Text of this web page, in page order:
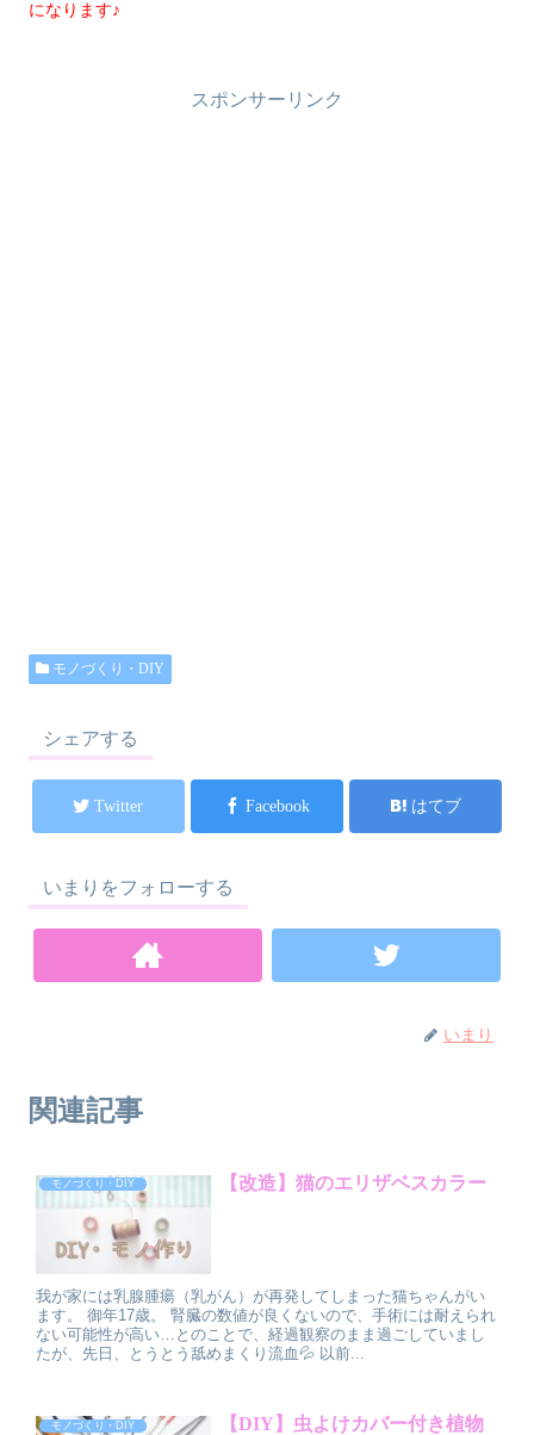
になります♪
スポンサーリンク
モノづくり・DIY
シェアする
Twitter Facebook はてブ
いまりをフォローする
いまり
関連記事
モノづくり・DIY 【改造】猫のエリザベスカラー
我が家には乳腺腫瘍（乳がん）が再発してしまった猫ちゃんがい
ます。 御年17歳。 腎臓の数値が良くないので、手術には耐えられ
ない可能性が高い…とのことで、経過観察のまま過ごしていまし
たが、先日、とうとう舐めまくり流血💦 以前...
モノづくり・DIY
【DIY】虫よけカバー付き植物